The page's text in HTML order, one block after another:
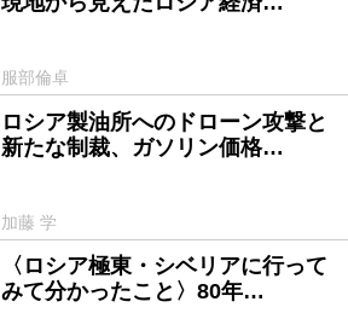
服部倫卓
ロシア製油所へのドローン攻撃と
新たな制裁、ガソリン価格…
加藤 学
〈ロシア極東・シベリアに行って
みて分かったこと〉80年…